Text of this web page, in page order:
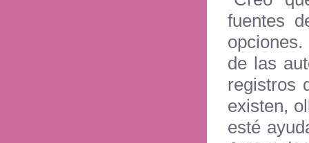
fuentes
de las
registros
existen,
esté